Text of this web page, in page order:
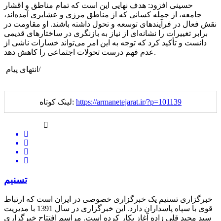
حسینی افزود: هدف نهایی این است که تمام مناطق و اقشار
جامعه، از جمله کسانی که از مناطق مرزی و عشایری آمده‌اند،
نقش فعال در فرآیندهای توسعه و تحول داشته باشند. او مقاومت در
برابر تغییرات را نشانه‌ای از نیاز به بازنگری در ساختارهای قدیمی
دانست و تأکید کرد که توجه به این امر می‌تواند خسارات ناشی از
عدم فهم درست تحولات اجتماعی را کاهش دهد.
انتهای پیام/
لینک کوتاه: https://armanetejarat.ir/?p=101139
تسنیم
خبرگزاری تسنیم یک خبرگزاری خصوصی در ایران است که ارتباط
قوی با سپاه پاسداران دارد. این خبرگزاری در سال 1391 با مدیریت
سید مجید قلی زاده آغاز بکار کرده است. مراسم افتتاح خبرگزاری